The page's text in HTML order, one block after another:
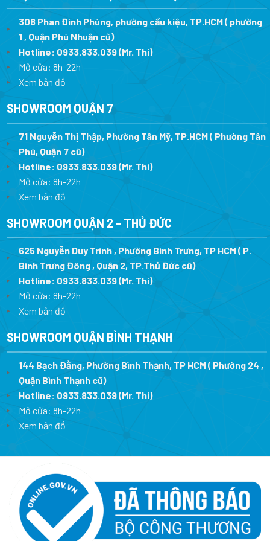
308 Phan Đình Phùng, phường cầu kiệu, TP.HCM ( phường
1 , Quận Phú Nhuận cũ)
Hotline: 0933.833.039(Mr. Thi)
Mở cửa: 8h-22h
Xem bản đồ
SHOWROOM QUẬN 7
71 Nguyễn Thị Thập, Phường Tân Mỹ, TP.HCM ( Phường Tân
Phú, Quận 7 cũ)
Hotline: 0933.833.039(Mr. Thi)
Mở cửa: 8h-22h
Xem bản đồ
SHOWROOM QUẬN 2 - THỦ ĐỨC
625 Nguyễn Duy Trinh , Phường Bình Trưng, TP HCM ( P.
Bình Trưng Đông , Quận 2, TP.Thủ Đức cũ)
Hotline: 0933.833.039(Mr. Thi)
Mở cửa: 8h-22h
Xem bản đồ
SHOWROOM QUẬN BÌNH THẠNH
144 Bạch Đằng, Phường Bình Thạnh, TP HCM ( Phường 24 ,
Quận Bình Thạnh cũ)
Hotline: 0933.833.039(Mr. Thi)
Mở cửa: 8h-22h
Xem bản đồ